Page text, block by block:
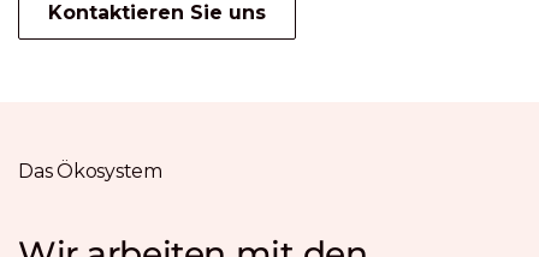
Kontaktieren Sie uns
Das Ökosystem